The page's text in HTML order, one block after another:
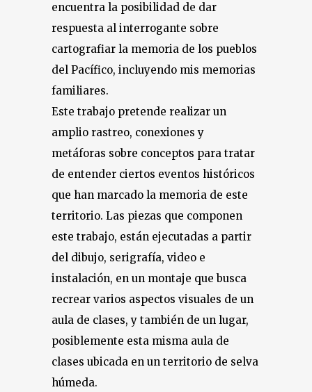
encuentra la posibilidad de dar
respuesta al interrogante sobre
cartografiar la memoria de los pueblos
del Pacífico, incluyendo mis memorias
familiares.
Este trabajo pretende realizar un
amplio rastreo, conexiones y
metáforas sobre conceptos para tratar
de entender ciertos eventos históricos
que han marcado la memoria de este
territorio. Las piezas que componen
este trabajo, están ejecutadas a partir
del dibujo, serigrafía, video e
instalación, en un montaje que busca
recrear varios aspectos visuales de un
aula de clases, y también de un lugar,
posiblemente esta misma aula de
clases ubicada en un territorio de selva
húmeda.